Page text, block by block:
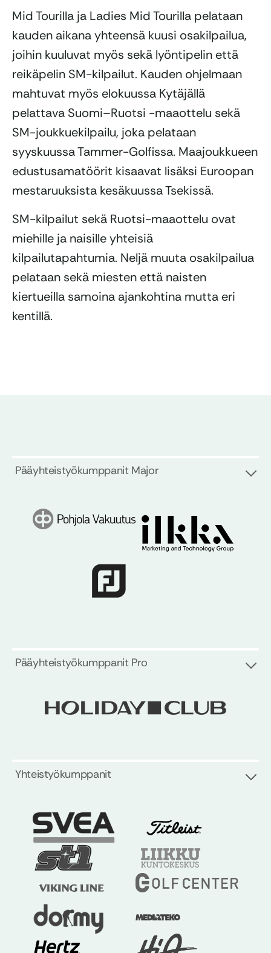
Mid Tourilla ja Ladies Mid Tourilla pelataan
kauden aikana yhteensä kuusi osakilpailua,
joihin kuuluvat myös sekä lyöntipelin että
reikäpelin SM-kilpailut. Kauden ohjelmaan
mahtuvat myös elokuussa Kytäjällä
pelattava Suomi–Ruotsi -maaottelu sekä
SM-joukkuekilpailu, joka pelataan
syyskuussa Tammer-Golfissa. Maajoukkueen
edustusamatöörit kisaavat lisäksi Euroopan
mestaruuksista kesäkuussa Tsekissä.
SM-kilpailut sekä Ruotsi-maaottelu ovat
miehille ja naisille yhteisiä
kilpailutapahtumia. Neljä muuta osakilpailua
pelataan sekä miesten että naisten
kiertueilla samoina ajankohtina mutta eri
kentillä.
Pääyhteistyökumppanit Major
Pääyhteistyökumppanit Pro
Yhteistyökumppanit